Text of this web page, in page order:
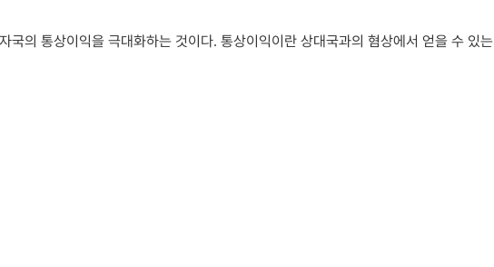
국의 통상이익을 극대화하는 것이다. 통상이익이란 상대국과의 혐상에서 얻을 수 있는